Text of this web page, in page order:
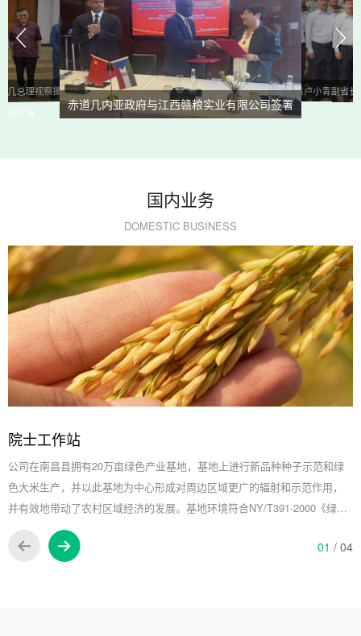
几总理视察援赤几
范农场
赤道几内亚政府与江西赣粮实业有限公司签署
江西省卢小青副省
国内业务
DOMESTIC BUSINESS
院士工作站
公司在南昌县拥有20万亩绿色产业基地，基地上进行新品种种子示范和绿
色大米生产，并以此基地为中心形成对周边区域更广的辐射和示范作用，
并有效地带动了农村区域经济的发展。基地环境符合NY/T391-2000《绿色
食品 产地环境技术条件》要求，基地内无工业“三废”和城市生活垃圾等污染
源。生产投入品按NY/T393-2000《绿色食品 农药使用准则》和NY/T394-
01 / 04